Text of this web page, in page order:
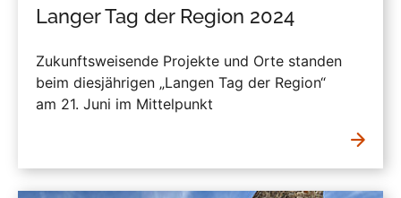
Langer Tag der Region 2024
Zukunftsweisende Projekte und Orte standen
beim diesjährigen „Langen Tag der Region“
am 21. Juni im Mittelpunkt